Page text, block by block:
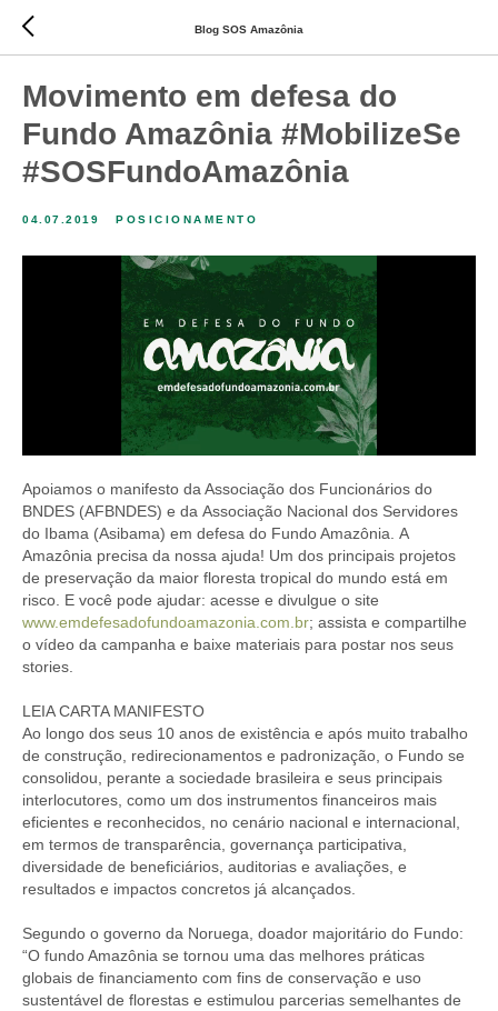
Blog SOS Amazônia
Movimento em defesa do
Fundo Amazônia #MobilizeSe
#SOSFundoAmazônia
04.07.2019 POSICIONAMENTO
Apoiamos o manifesto da Associação dos Funcionários do
BNDES (AFBNDES) e da Associação Nacional dos Servidores
do Ibama (Asibama) em defesa do Fundo Amazônia. A
Amazônia precisa da nossa ajuda! Um dos principais projetos
de preservação da maior floresta tropical do mundo está em
risco. E você pode ajudar: acesse e divulgue o site
www.emdefesadofundoamazonia.com.br; assista e compartilhe
o vídeo da campanha e baixe materiais para postar nos seus
stories.
LEIA CARTA MANIFESTO
Ao longo dos seus 10 anos de existência e após muito trabalho
de construção, redirecionamentos e padronização, o Fundo se
consolidou, perante a sociedade brasileira e seus principais
interlocutores, como um dos instrumentos financeiros mais
eficientes e reconhecidos, no cenário nacional e internacional,
em termos de transparência, governança participativa,
diversidade de beneficiários, auditorias e avaliações, e
resultados e impactos concretos já alcançados.
Segundo o governo da Noruega, doador majoritário do Fundo:
“O fundo Amazônia se tornou uma das melhores práticas
globais de financiamento com fins de conservação e uso
sustentável de florestas e estimulou parcerias semelhantes de